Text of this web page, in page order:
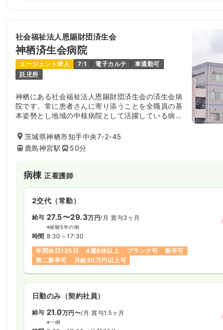
時間 8:30～17:30（休憩60分）
日曜休み
月給33万円以上可
給与 時給 1,300 円〜
時間 8:30～17:30
社会福祉法人恩賜財団済生会
神栖済生会病院
エージェント求人 7:1 電子カルテ
車通勤可
託児所
神栖にある社会福祉法人恩賜財団済生会の済生会病
院です。常に患者さんに寄り添うことを全職員の基
本姿勢とし地域の中核病院として活躍している病院
茨城県神栖市知手中央7-2-45
鹿島神宮駅
50分
病棟正看護師
2交代（常勤）
給与 27.5〜29.3万円/月 賞与3ヶ月
※経験5年の例
時間 8:30～17:30
年間休日125日
4週8休以上 ブランク可
新卒可
第二新卒可
月給30万円以上可
日勤のみ（契約社員）
給与 21.0万円〜/月 賞与1.5ヶ月
※一例